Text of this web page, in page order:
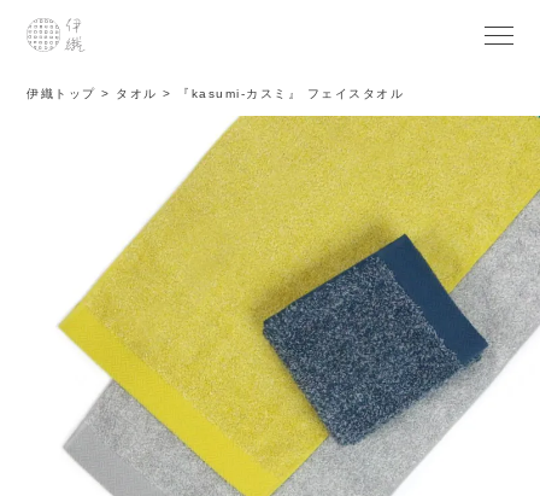
伊織トップ タオル 『kasumi-カスミ』 フェイスタオル